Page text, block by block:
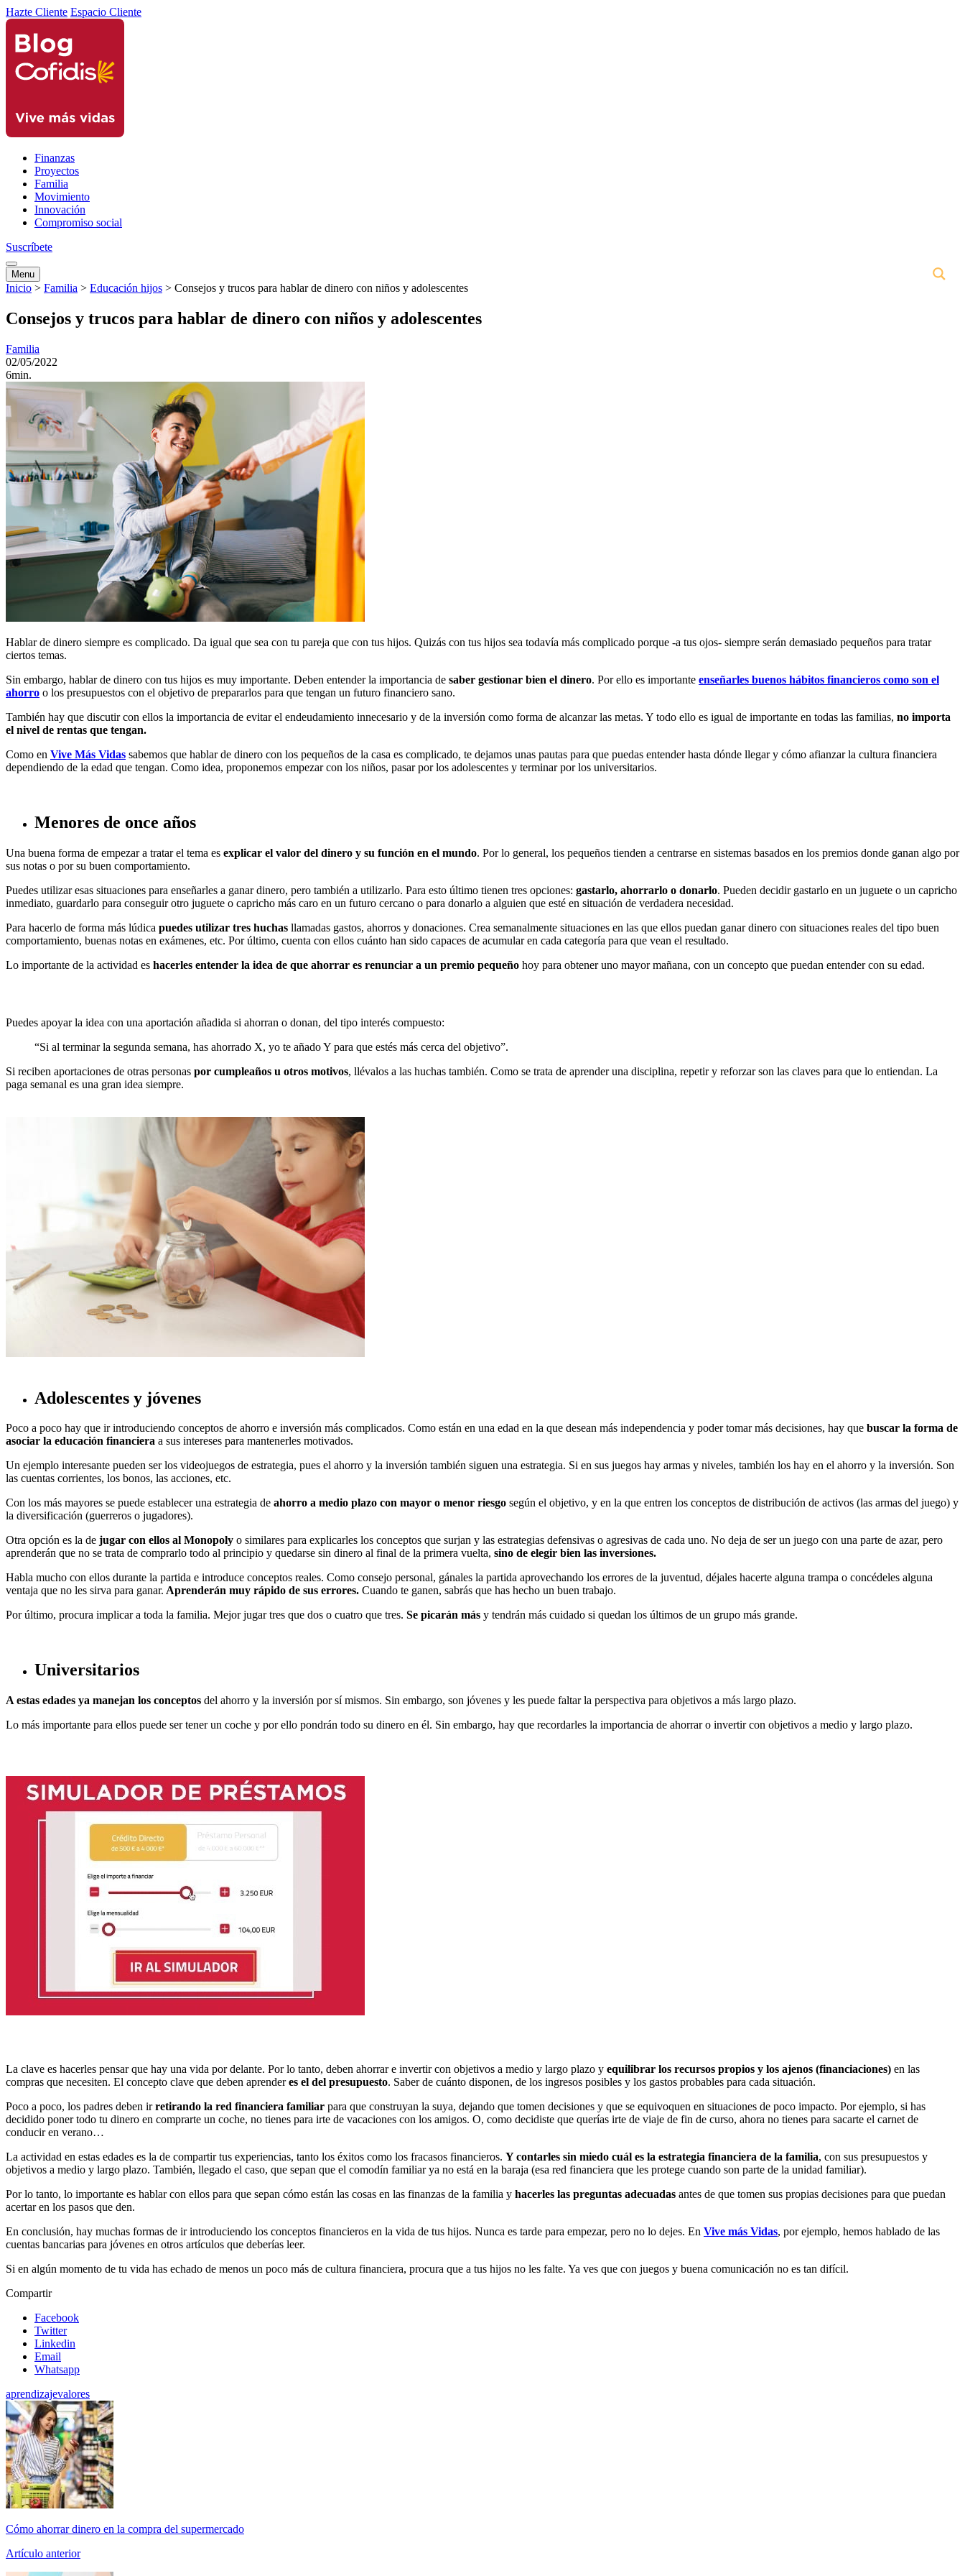
Hazte Cliente Espacio Cliente
Finanzas
Proyectos
Familia
Movimiento
Innovación
Compromiso social
Suscríbete
Menu
Inicio > Familia > Educación hijos > Consejos y trucos para hablar de dinero con niños y adolescentes
Consejos y trucos para hablar de dinero con niños y adolescentes
Familia
02/05/2022
6min.
Hablar de dinero siempre es complicado. Da igual que sea con tu pareja que con tus hijos. Quizás con tus hijos sea todavía más complicado porque -a tus ojos- siempre serán demasiado pequeños para tratar
ciertos temas.
Sin embargo, hablar de dinero con tus hijos es muy importante. Deben entender la importancia de saber gestionar bien el dinero. Por ello es importante enseñarles buenos hábitos financieros como son el
ahorro o los presupuestos con el objetivo de prepararlos para que tengan un futuro financiero sano.
También hay que discutir con ellos la importancia de evitar el endeudamiento innecesario y de la inversión como forma de alcanzar las metas. Y todo ello es igual de importante en todas las familias, no importa
el nivel de rentas que tengan.
Como en Vive Más Vidas sabemos que hablar de dinero con los pequeños de la casa es complicado, te dejamos unas pautas para que puedas entender hasta dónde llegar y cómo afianzar la cultura financiera
dependiendo de la edad que tengan. Como idea, proponemos empezar con los niños, pasar por los adolescentes y terminar por los universitarios.
Menores de once años
Una buena forma de empezar a tratar el tema es explicar el valor del dinero y su función en el mundo. Por lo general, los pequeños tienden a centrarse en sistemas basados en los premios donde ganan algo por
sus notas o por su buen comportamiento.
Puedes utilizar esas situaciones para enseñarles a ganar dinero, pero también a utilizarlo. Para esto último tienen tres opciones: gastarlo, ahorrarlo o donarlo. Pueden decidir gastarlo en un juguete o un capricho
inmediato, guardarlo para conseguir otro juguete o capricho más caro en un futuro cercano o para donarlo a alguien que esté en situación de verdadera necesidad.
Para hacerlo de forma más lúdica puedes utilizar tres huchas llamadas gastos, ahorros y donaciones. Crea semanalmente situaciones en las que ellos puedan ganar dinero con situaciones reales del tipo buen
comportamiento, buenas notas en exámenes, etc. Por último, cuenta con ellos cuánto han sido capaces de acumular en cada categoría para que vean el resultado.
Lo importante de la actividad es hacerles entender la idea de que ahorrar es renunciar a un premio pequeño hoy para obtener uno mayor mañana, con un concepto que puedan entender con su edad.
Puedes apoyar la idea con una aportación añadida si ahorran o donan, del tipo interés compuesto:
“Si al terminar la segunda semana, has ahorrado X, yo te añado Y para que estés más cerca del objetivo”.
Si reciben aportaciones de otras personas por cumpleaños u otros motivos, llévalos a las huchas también. Como se trata de aprender una disciplina, repetir y reforzar son las claves para que lo entiendan. La
paga semanal es una gran idea siempre.
Adolescentes y jóvenes
Poco a poco hay que ir introduciendo conceptos de ahorro e inversión más complicados. Como están en una edad en la que desean más independencia y poder tomar más decisiones, hay que buscar la forma de
asociar la educación financiera a sus intereses para mantenerles motivados.
Un ejemplo interesante pueden ser los videojuegos de estrategia, pues el ahorro y la inversión también siguen una estrategia. Si en sus juegos hay armas y niveles, también los hay en el ahorro y la inversión. Son
las cuentas corrientes, los bonos, las acciones, etc.
Con los más mayores se puede establecer una estrategia de ahorro a medio plazo con mayor o menor riesgo según el objetivo, y en la que entren los conceptos de distribución de activos (las armas del juego) y
la diversificación (guerreros o jugadores).
Otra opción es la de jugar con ellos al Monopoly o similares para explicarles los conceptos que surjan y las estrategias defensivas o agresivas de cada uno. No deja de ser un juego con una parte de azar, pero
aprenderán que no se trata de comprarlo todo al principio y quedarse sin dinero al final de la primera vuelta, sino de elegir bien las inversiones.
Habla mucho con ellos durante la partida e introduce conceptos reales. Como consejo personal, gánales la partida aprovechando los errores de la juventud, déjales hacerte alguna trampa o concédeles alguna
ventaja que no les sirva para ganar. Aprenderán muy rápido de sus errores. Cuando te ganen, sabrás que has hecho un buen trabajo.
Por último, procura implicar a toda la familia. Mejor jugar tres que dos o cuatro que tres. Se picarán más y tendrán más cuidado si quedan los últimos de un grupo más grande.
Universitarios
A estas edades ya manejan los conceptos del ahorro y la inversión por sí mismos. Sin embargo, son jóvenes y les puede faltar la perspectiva para objetivos a más largo plazo.
Lo más importante para ellos puede ser tener un coche y por ello pondrán todo su dinero en él. Sin embargo, hay que recordarles la importancia de ahorrar o invertir con objetivos a medio y largo plazo.
La clave es hacerles pensar que hay una vida por delante. Por lo tanto, deben ahorrar e invertir con objetivos a medio y largo plazo y equilibrar los recursos propios y los ajenos (financiaciones) en las
compras que necesiten. El concepto clave que deben aprenderes el del presupuesto. Saber de cuánto disponen, de los ingresos posibles y los gastos probables para cada situación.
Poco a poco, los padres deben irretirando la red financiera familiar para que construyan la suya, dejando que tomen decisiones y que se equivoquen en situaciones de poco impacto. Por ejemplo, si has
decidido poner todo tu dinero en comprarte un coche, no tienes para irte de vacaciones con los amigos. O, como decidiste que querías irte de viaje de fin de curso, ahora no tienes para sacarte el carnet de
conducir en verano…
La actividad en estas edades es la de compartir tus experiencias, tanto los éxitos como los fracasos financieros. Y contarles sin miedo cuál es la estrategia financiera de la familia, con sus presupuestos y
objetivos a medio y largo plazo. También, llegado el caso, que sepan que el comodín familiar ya no está en la baraja (esa red financiera que les protege cuando son parte de la unidad familiar).
Por lo tanto, lo importante es hablar con ellos para que sepan cómo están las cosas en las finanzas de la familia y hacerles las preguntas adecuadas antes de que tomen sus propias decisiones para que puedan
acertar en los pasos que den.
En conclusión, hay muchas formas de ir introduciendo los conceptos financieros en la vida de tus hijos. Nunca es tarde para empezar, pero no lo dejes. En Vive más Vidas, por ejemplo, hemos hablado de las
cuentas bancarias para jóvenes en otros artículos que deberías leer.
Si en algún momento de tu vida has echado de menos un poco más de cultura financiera, procura que a tus hijos no les falte. Ya ves que con juegos y buena comunicación no es tan difícil.
Compartir
Facebook
Twitter
Linkedin
Email
Whatsapp
aprendizajevalores
Cómo ahorrar dinero en la compra del supermercado
Artículo anterior